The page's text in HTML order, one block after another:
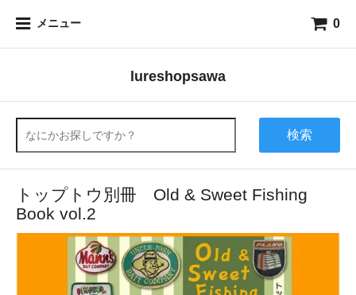
メニュー 0
lureshopsawa
検索
トップトウ別冊 Old & Sweet Fishing
Book vol.2